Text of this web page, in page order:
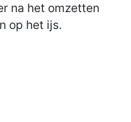
na het omzetten
op het ijs.